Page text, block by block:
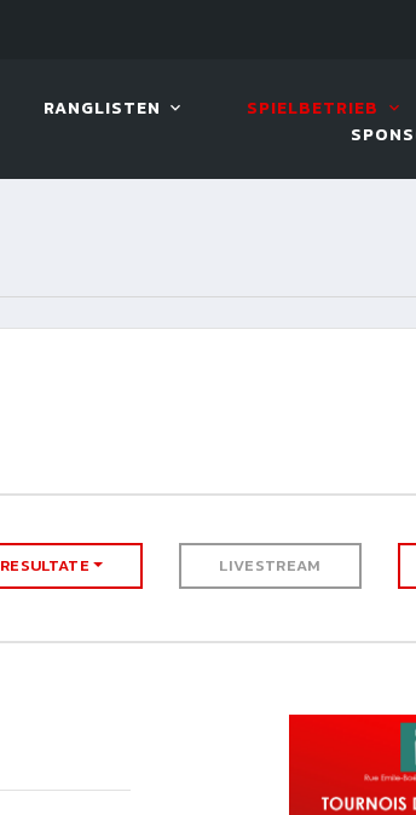
RANGLISTEN SPIELBETRIEB
RESULTATE LIVESTREAM